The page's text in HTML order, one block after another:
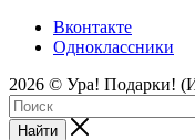
Вконтакте
Одноклассники
2026 © Ура! Подарки!
Найти